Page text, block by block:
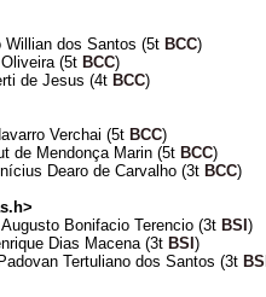
Willian dos Santos (5t BCC)
(5t BCC)
de Jesus (4t BCC)
Verchai (5t BCC)
de Mendonça Marin (5t BCC)
Dearo de Carvalho (3t BCC)
Augusto Bonifacio Terencio (3t BSI )
Dias Macena (3t BSI )
Tertuliano dos Santos (3t